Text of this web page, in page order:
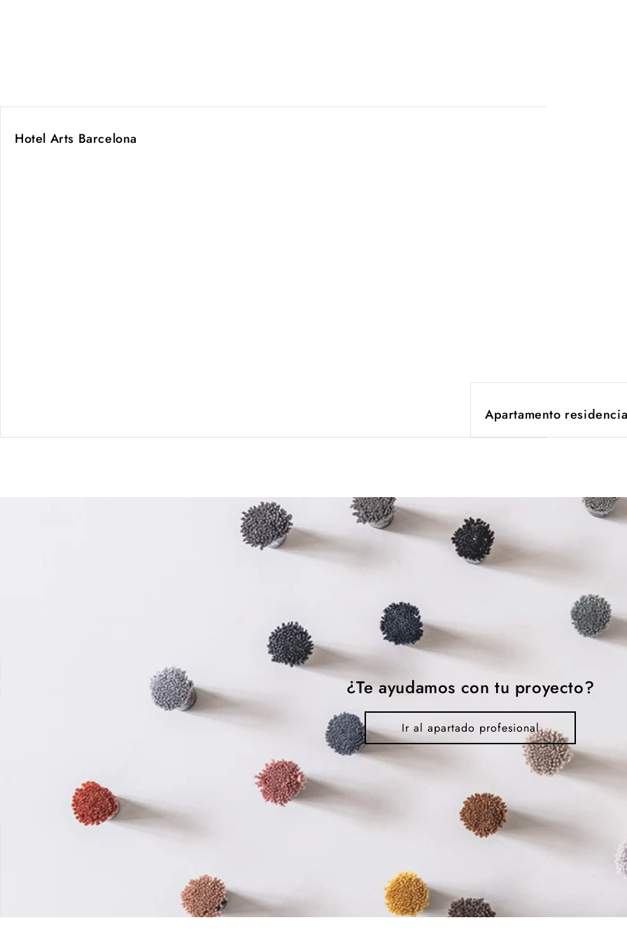
Hotel Arts Barcelona
Apartamento
¿Te ayudamos con tu proyecto?
Ir al apartado profesional